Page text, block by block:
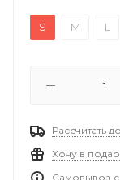
S M L
Рассчитать
Хочу в
Самовывоз